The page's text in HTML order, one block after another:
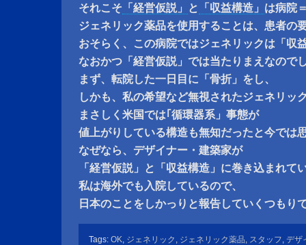
それこそ 「経営仮説」 と 「収益構造」 は病院
ジェネリック薬品を使用することは、患者の
おそらく、この病院ではジェネリックは「収
なおかつ「経営仮説」では当たりまえなので
まず、転院した一日目に「骨折」をし、
しかも、私の希望など無視されたジェネリッ
まさしく米国では｢循環器系」事態が
値上がりしている構造も無知だったと今では
なぜなら、デザイナー・建築家が
「経営仮説」と「収益構造」に巻き込まれて
私は海外でも入院しているので、
日本のことをしかっりと報告していくつもり
Tags: OK, ジェネリック , ジェネリック薬品, スタッフ, デザ